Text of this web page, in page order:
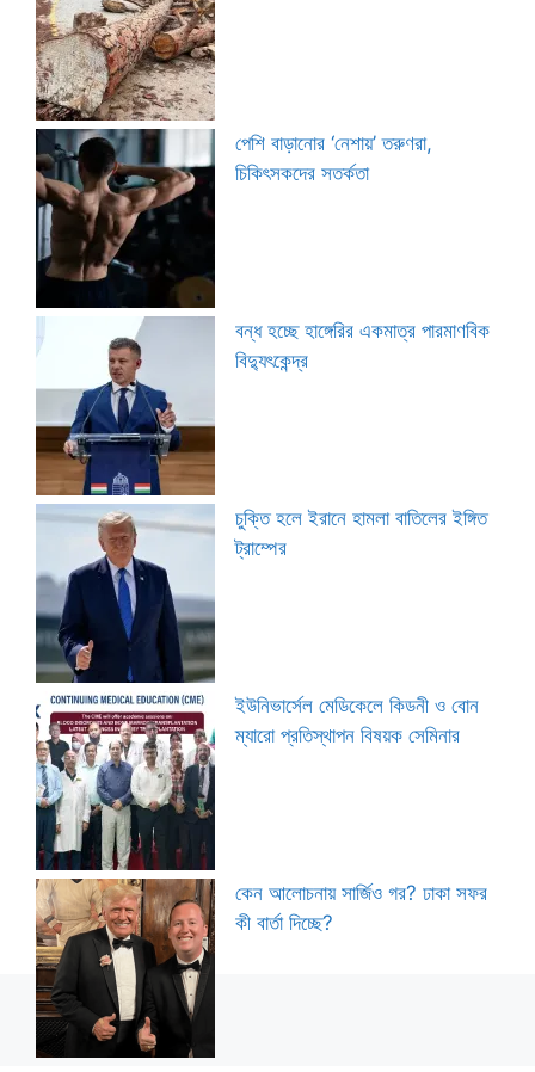
পেশি বাড়ানোর ‘নেশায়’ তরুণরা,
চিকিৎসকদের সতর্কতা
বন্ধ হচ্ছে হাঙ্গেরির একমাত্র পারমাণবিক
বিদ্যুৎকেন্দ্র
চুক্তি হলে ইরানে হামলা বাতিলের ইঙ্গিত
ট্রাম্পের
ইউনিভার্সেল মেডিকেলে কিডনী ও বোন
ম্যারো প্রতিস্থাপন বিষয়ক সেমিনার
কেন আলোচনায় সার্জিও গর? ঢাকা সফর
কী বার্তা দিচ্ছে?